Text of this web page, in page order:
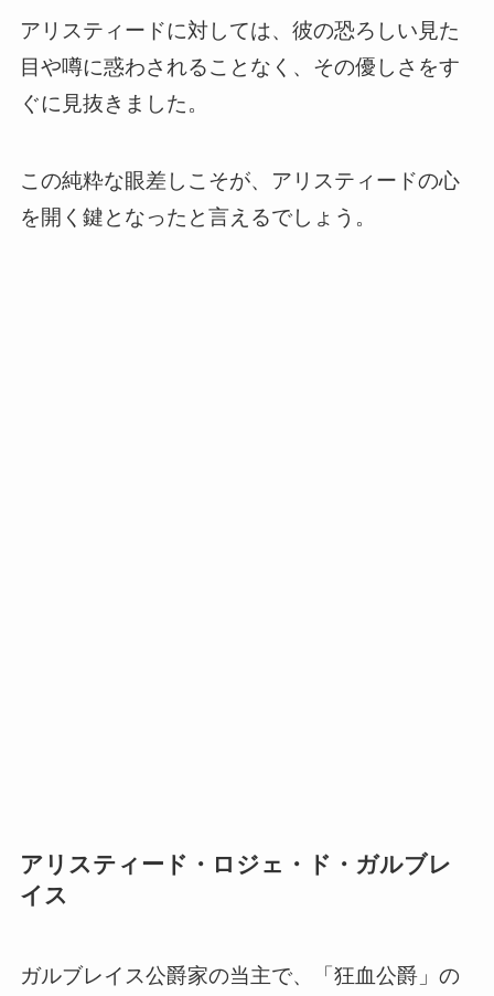
アリスティードに対しては、彼の恐ろしい見た
目や噂に惑わされることなく、その優しさをす
ぐに見抜きました。
この純粋な眼差しこそが、アリスティードの心
を開く鍵となったと言えるでしょう。
アリスティード・ロジェ・ド・ガルブレ
イス
ガルブレイス公爵家の当主で、「狂血公爵」の